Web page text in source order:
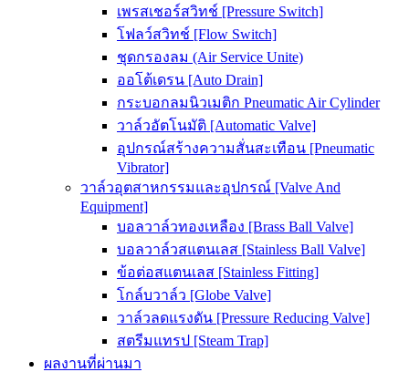
เพรสเชอร์สวิทช์ [Pressure Switch]
โฟลว์สวิทช์ [Flow Switch]
ชุดกรองลม (Air Service Unite)
ออโต้เดรน [Auto Drain]
กระบอกลมนิวเมติก Pneumatic Air Cylinder
วาล์วอัตโนมัติ [Automatic Valve]
อุปกรณ์สร้างความสั่นสะเทือน [Pneumatic
Vibrator]
วาล์วอุตสาหกรรมและอุปกรณ์ [Valve And
Equipment]
บอลวาล์วทองเหลือง [Brass Ball Valve]
บอลวาล์วสแตนเลส [Stainless Ball Valve]
ข้อต่อสแตนเลส [Stainless Fitting]
โกล์บวาล์ว [Globe Valve]
วาล์วลดแรงดัน [Pressure Reducing Valve]
สตรีมแทรป [Steam Trap]
ผลงานที่ผ่านมา